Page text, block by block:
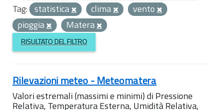
Tag: statistica clima
vento
pioggia
Matera
RISULTATO DEL FILTRO
Rilevazioni meteo - Meteomatera
Valori estremali (massimi e minimi) di Pressione
Relativa, Temperatura Esterna, Umidità Relativa,